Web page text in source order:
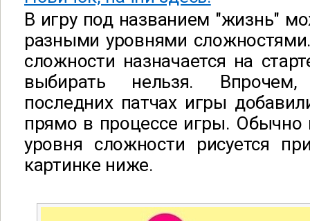
В игру под названием "жизнь"
разными уровнями
сложности назначается на
выбирать нельзя.
последних патчах игры
прямо в процессе игры.
уровня сложности рисуется
картинке ниже.